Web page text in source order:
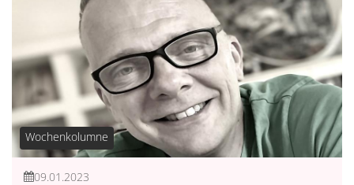
Wochenkolumne
09.01.2023